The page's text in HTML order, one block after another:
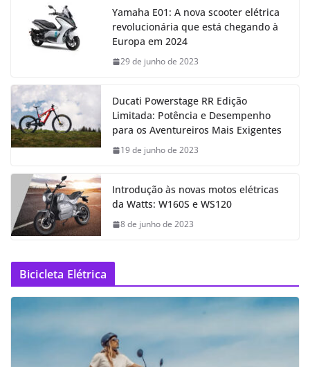
Yamaha E01: A nova scooter elétrica
revolucionária que está chegando à
Europa em 2024
29 de junho de 2023
Ducati Powerstage RR Edição
Limitada: Potência e Desempenho
para os Aventureiros Mais Exigentes
19 de junho de 2023
Introdução às novas motos elétricas
da Watts: W160S e WS120
8 de junho de 2023
Bicicleta Elétrica